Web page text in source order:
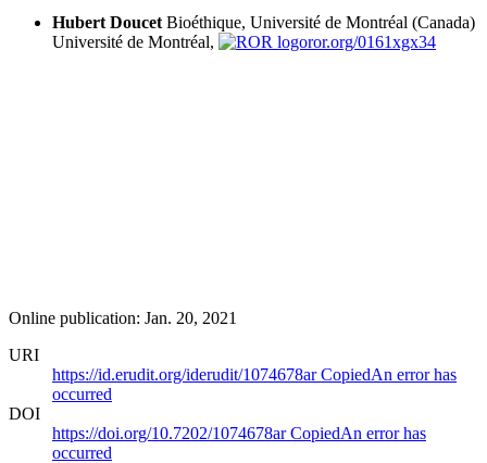
Hubert Doucet Bioéthique, Université de Montréal (Canada)
Université de Montréal,
ror.org/0161xgx34
Online publication: Jan. 20, 2021
URI
https://id.erudit.org/iderudit/1074678arCopiedAn error has
occurred
DOI
https://doi.org/10.7202/1074678arCopiedAn error has
occurred